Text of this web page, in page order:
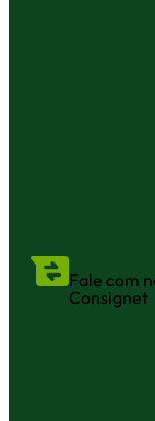
Fale com
Consignet